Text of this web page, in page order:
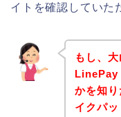
イトを確認していた
もし、
LinePay
かを知
イクパ